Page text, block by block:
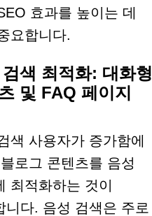
효과를 높이는 데
요합니다.
색 최적화: 대화형
및 FAQ 페이지
색 사용자가 증가함에
로그 콘텐츠를 음성
최적화하는 것이
니다. 음성 검색은 주로